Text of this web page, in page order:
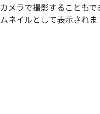
カメラで撮影することも
ムネイルとして表示されま